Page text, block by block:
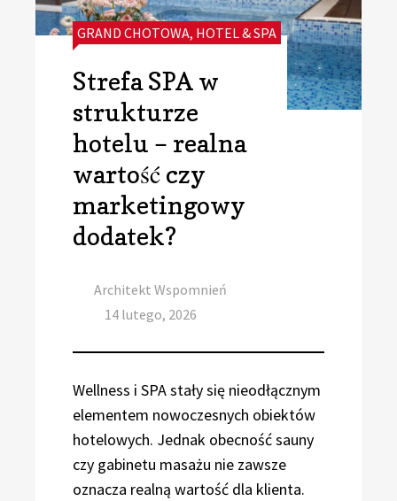
CATEGORIES:
GRAND CHOTOWA, HOTEL & SPA
Strefa SPA w
strukturze
hotelu – realna
wartość czy
marketingowy
dodatek?
Author
Architekt Wspomnień
Posted
14 lutego, 2026
Wellness i SPA stały się nieodłącznym
elementem nowoczesnych obiektów
hotelowych. Jednak obecność sauny
czy gabinetu masażu nie zawsze
oznacza realną wartość dla klienta.